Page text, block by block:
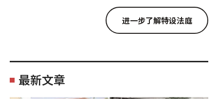
进一步了解特设法庭
最新文章